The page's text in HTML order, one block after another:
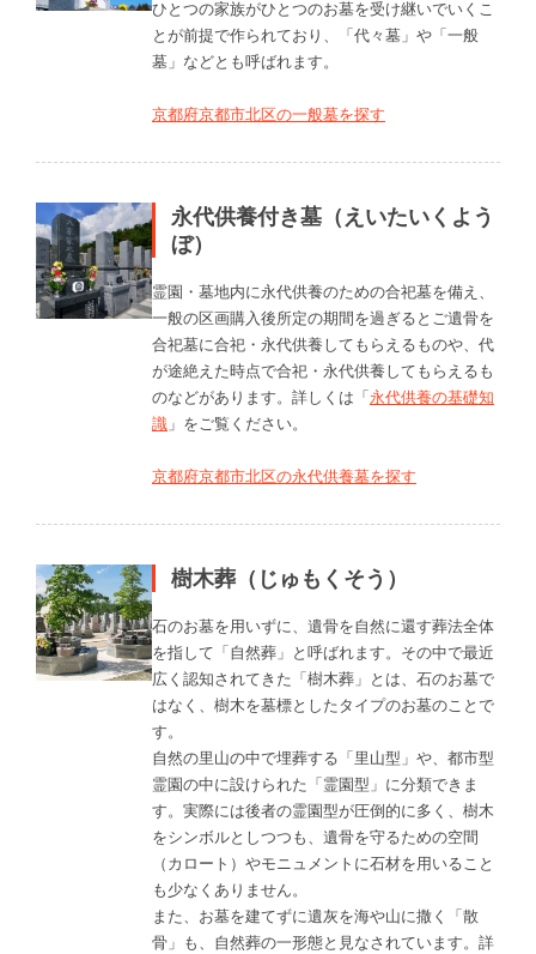
ひとつの家族がひとつのお墓を受け継いでいくこ
とが前提で作られており、「代々墓」や「一般
墓」などとも呼ばれます。
京都府京都市北区の一般墓を探す
永代供養付き墓（えいたいくよう
ぼ）
霊園・墓地内に永代供養のための合祀墓を備え、
一般の区画購入後所定の期間を過ぎるとご遺骨を
合祀墓に合祀・永代供養してもらえるものや、代
が途絶えた時点で合祀・永代供養してもらえるも
のなどがあります。詳しくは「永代供養の基礎知
識 」をご覧ください。
京都府京都市北区の永代供養墓を探す
樹木葬（じゅもくそう）
石のお墓を用いずに、遺骨を自然に還す葬法全体
を指して「自然葬」と呼ばれます。その中で最近
広く認知されてきた「樹木葬」とは、石のお墓で
はなく、樹木を墓標としたタイプのお墓のことで
す。
自然の里山の中で埋葬する「里山型」や、都市型
霊園の中に設けられた「霊園型」に分類できま
す。実際には後者の霊園型が圧倒的に多く、樹木
をシンボルとしつつも、遺骨を守るための空間
（カロート）やモニュメントに石材を用いること
も少なくありません。
また、お墓を建てずに遺灰を海や山に撒く「散
骨」も、自然葬の一形態と見なされています。詳